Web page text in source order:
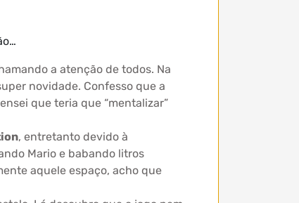
a atenção de todos. Na
novidade. Confesso que a
que teria que “mentalizar”
, entretanto devido à
Mario e babando litros
aquele espaço, acho que